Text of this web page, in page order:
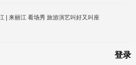
| 来丽江 看场秀 旅游演艺叫好又叫座
登录